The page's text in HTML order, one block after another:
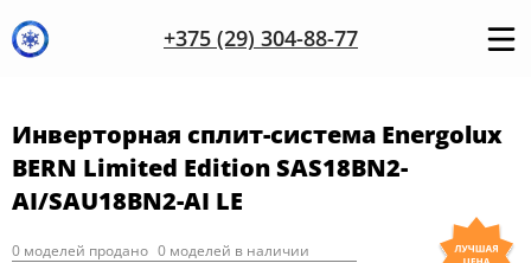
+375 (29) 304-88-77
Инверторная сплит-система Energolux
BERN Limited Edition SAS18BN2-
AI/SAU18BN2-AI LE
0 моделей продано 0 моделей в наличии